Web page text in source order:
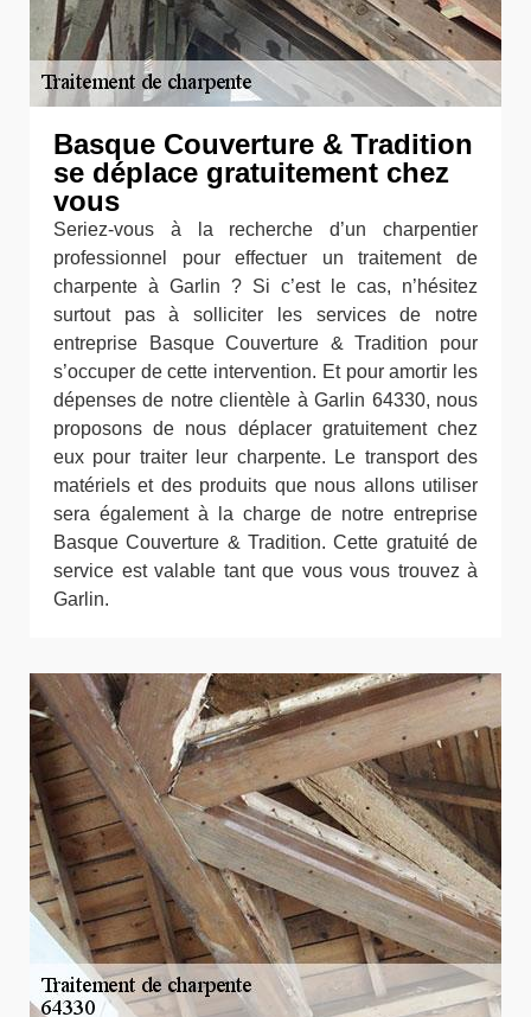
Basque Couverture & Tradition
se déplace gratuitement chez
vous
Seriez-vous à la recherche d’un charpentier
professionnel pour effectuer un traitement de
charpente à Garlin ? Si c’est le cas, n’hésitez
surtout pas à solliciter les services de notre
entreprise Basque Couverture & Tradition pour
s’occuper de cette intervention. Et pour amortir les
dépenses de notre clientèle à Garlin 64330, nous
proposons de nous déplacer gratuitement chez
eux pour traiter leur charpente. Le transport des
matériels et des produits que nous allons utiliser
sera également à la charge de notre entreprise
Basque Couverture & Tradition. Cette gratuité de
service est valable tant que vous vous trouvez à
Garlin.